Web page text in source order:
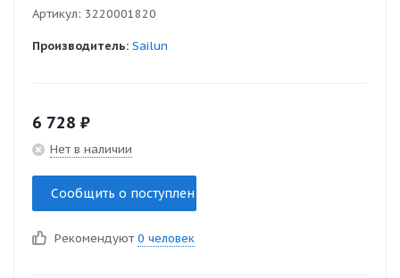
Артикул: 3220001820
Производитель: Sailun
6 728 ₽
Нет в наличии
Сообщить о поступлении
Рекомендуют 0 человек